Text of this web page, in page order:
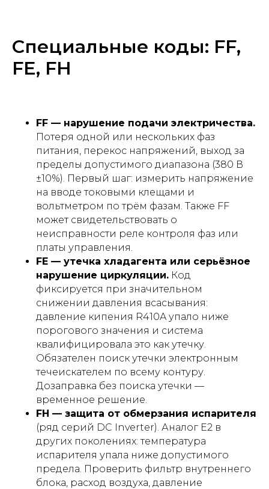
Специальные коды: FF,
FE, FH
FF — нарушение подачи электричества.
Потеря одной или нескольких фаз
питания, перекос напряжений, выход за
пределы допустимого диапазона (380 В
±10%). Первый шаг: измерить напряжение
на вводе токовыми клещами и
вольтметром по трём фазам. Также FF
может свидетельствовать о
неисправности реле контроля фаз или
платы управления.
FE — утечка хладагента или серьёзное
нарушение циркуляции. Код
фиксируется при значительном
снижении давления всасывания:
давление кипения R410A упало ниже
порогового значения и система
квалифицировала это как утечку.
Обязателен поиск утечки электронным
течеискателем по всему контуру.
Дозаправка без поиска утечки —
временное решение.
FH — защита от обмерзания испарителя
(ряд серий DC Inverter). Аналог E2 в
других поколениях: температура
испарителя упала ниже допустимого
предела. Проверить фильтр внутреннего
блока, расход воздуха, давление